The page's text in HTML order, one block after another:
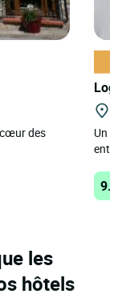
cœur des
Un
les
hôtels